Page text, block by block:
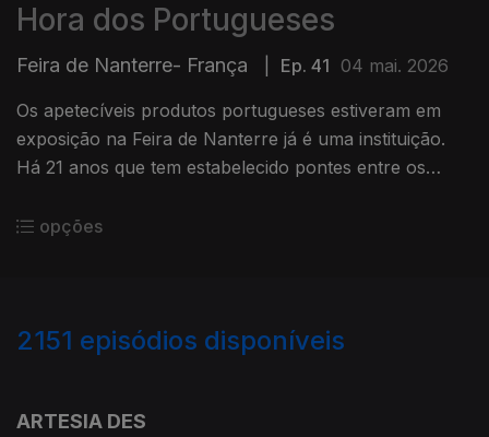
Hora dos Portugueses
Feira de Nanterre- França Ep. 41 04 mai. 2026
Os apetecíveis produtos portugueses estiveram em
exposição na Feira de Nanterre já é uma instituição.
Há 21 anos que tem estabelecido pontes entre os
região parisiense.
opções
2151 episódios disponíveis
ARTESIA DES